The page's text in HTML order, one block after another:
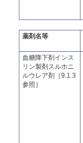
薬剤名等
血糖降下剤インス
リン製剤スルホニ
ルウレア剤［9.1.3
参照］